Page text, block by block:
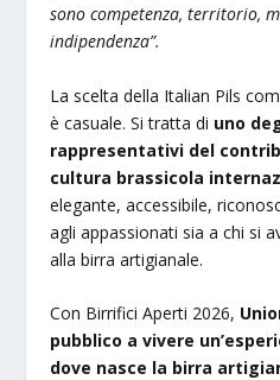
sono competenza, territorio,
indipendenza”.
La scelta della Italian Pils
è casuale. Si tratta di uno
rappresentativi del
cultura brassicola
elegante, accessibile,
agli appassionati sia a chi si
alla birra artigianale.
Con Birrifici Aperti 2026,
pubblico a vivere
dove nasce la birra